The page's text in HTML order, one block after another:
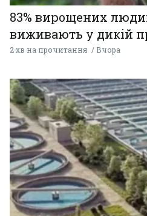
83% вирощених
виживають у дикій
2 хв на прочитання Вчора